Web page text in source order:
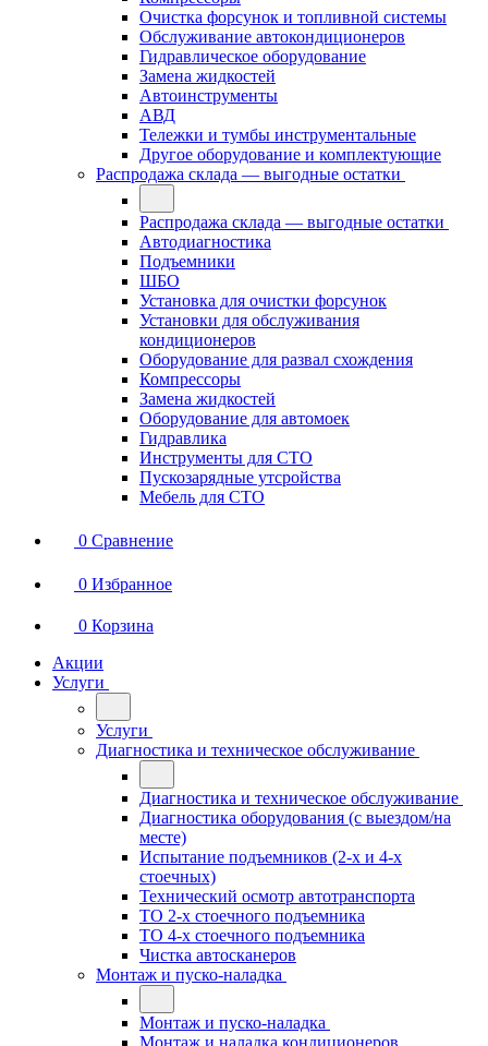
Очистка форсунок и топливной системы
Обслуживание автокондиционеров
Гидравлическое оборудование
Замена жидкостей
Автоинструменты
АВД
Тележки и тумбы инструментальные
Другое оборудование и комплектующие
Распродажа склада — выгодные остатки
Распродажа склада — выгодные остатки
Автодиагностика
Подъемники
ШБО
Установка для очистки форсунок
Установки для обслуживания
кондиционеров
Оборудование для развал схождения
Компрессоры
Замена жидкостей
Оборудование для автомоек
Гидравлика
Инструменты для СТО
Пускозарядные утсройства
Мебель для СТО
0 Сравнение
0 Избранное
0 Корзина
Акции
Услуги
Услуги
Диагностика и техническое обслуживание
Диагностика и техническое обслуживание
Диагностика оборудования (с выездом/на
месте)
Испытание подъемников (2-х и 4-х
стоечных)
Технический осмотр автотранспорта
ТО 2-х стоечного подъемника
ТО 4-х стоечного подъемника
Чистка автосканеров
Монтаж и пуско-наладка
Монтаж и пуско-наладка
Монтаж и наладка кондиционеров